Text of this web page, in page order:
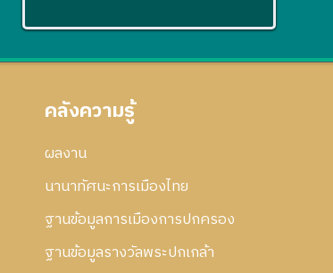
คลังความรู้
ผลงาน
นานาทัศนะการเมืองไทย
ฐานข้อมูลการเมืองการปกครอง
ฐานข้อมูลรางวัลพระปกเกล้า